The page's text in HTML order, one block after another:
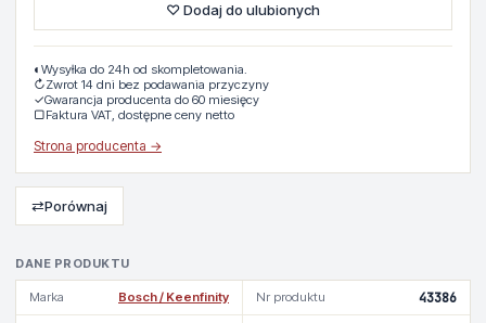
DANE PRODUKTU
Marka Bosch / Keenfinity Nr produktu 43386
♡ Dodaj do ulubionych
◐ Wysyłka do 24h od skompletowania.
↻Zwrot 14 dni bez podawania przyczyny
✓Gwarancja producenta do 60 miesięcy
▢Faktura VAT, dostępne ceny netto
Strona producenta →
⇄Porównaj